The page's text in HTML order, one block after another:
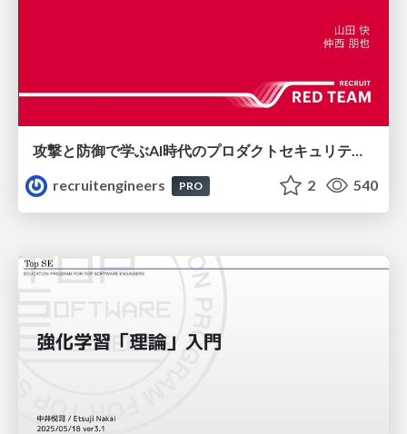
攻撃と防御で学ぶAI時代のプロダクトセキュリティ演習
recruitengineers
PRO 2 540